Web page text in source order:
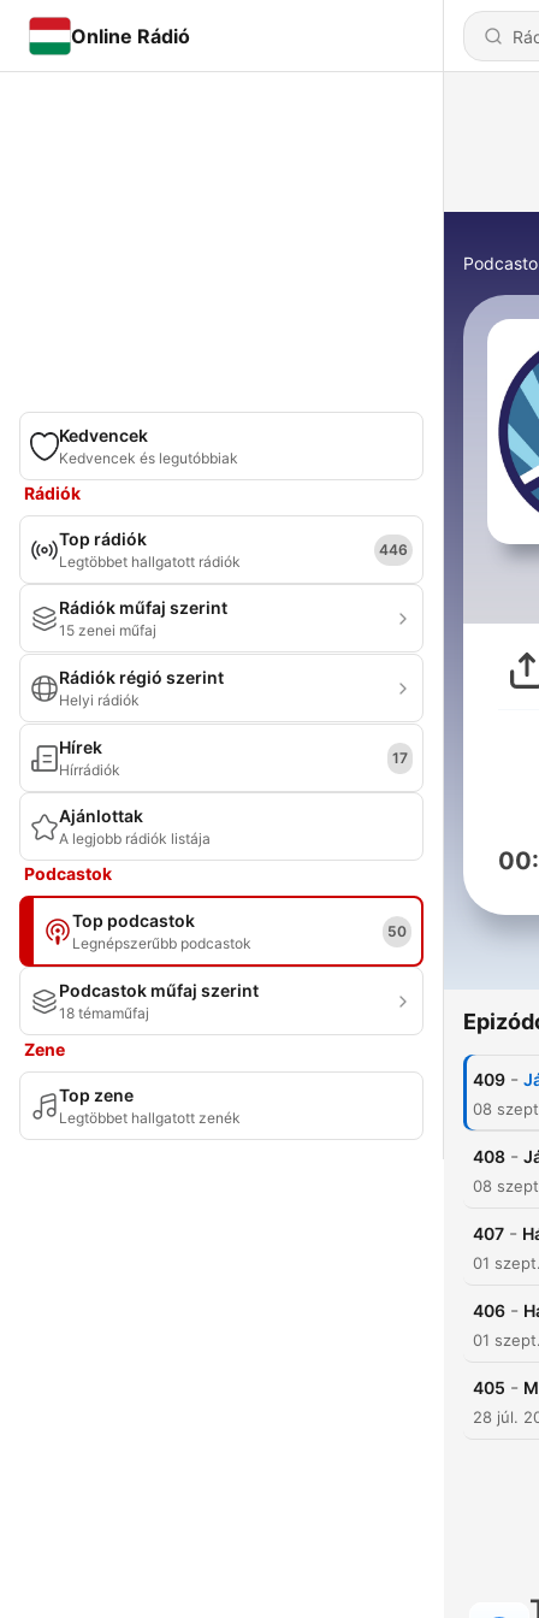
Online Rádió
Kedvencek
Kedvencek és legutóbbiak
Rádiók
Top rádiók
Legtöbbet hallgatott rádiók
446
Rádiók műfaj szerint
15 zenei műfaj
Rádiók régió szerint
Helyi rádiók
Hírek
Hírrádiók
17
Ajánlottak
A legjobb rádiók listája
Podcastok
Top podcastok
Legnépszerűbb podcastok
50
Podcastok műfaj szerint
18 témaműfaj
Zene
Top zene
Legtöbbet hallgatott zenék
409 -
08
408 -
08
407 -
01
406 -
01
405 -
28 júl.